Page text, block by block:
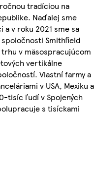
tradíciou na
Naďalej sme
v roku 2021 sme sa
Smithfield
trhu v mäsospracujúcom
vertikálne
Vlastní farmy a
v USA, Mexiku a
tisíc ľudí v Spojených
s tisíckami